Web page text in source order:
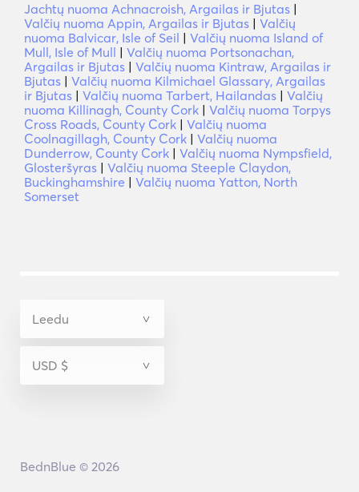
Jachtų nuoma Achnacroish, Argailas ir Bjutas |
Valčių nuoma Appin, Argailas ir Bjutas | Valčių
nuoma Balvicar, Isle of Seil | Valčių nuoma Island of
Mull, Isle of Mull | Valčių nuoma Portsonachan,
Argailas ir Bjutas | Valčių nuoma Kintraw, Argailas ir
Bjutas | Valčių nuoma Kilmichael Glassary, Argailas
ir Bjutas | Valčių nuoma Tarbert, Hailandas | Valčių
nuoma Killinagh, County Cork | Valčių nuoma Torpys
Cross Roads, County Cork | Valčių nuoma
Coolnagillagh, County Cork | Valčių nuoma
Dunderrow, County Cork | Valčių nuoma Nympsfield,
Glosteršyras | Valčių nuoma Steeple Claydon,
Buckinghamshire | Valčių nuoma Yatton, North
Somerset
BednBlue © 2026